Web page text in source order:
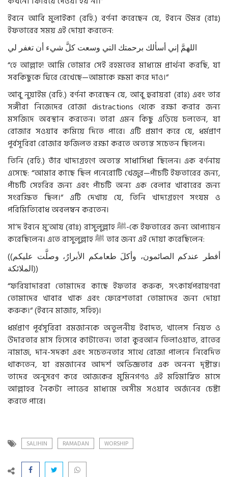
ইবনে আবি মুলাইকা (রহি.) বর্ণনা করেছেন যে, ইবনে উমর (রাঃ)
ইফতারের সময় এই দোয়া করতেন:
اللهمَّ إني أسألك برحمتك التي وسعت كلَّ شيء أن تغفر لي
“হে আল্লাহ! আমি তোমার সেই রহমতের মাধ্যমে প্রার্থনা করছি, যা
সবকিছুকে ঘিরে রেখেছে—আমাকে ক্ষমা করে দাও।“
আবু নুয়াইম (রহি.) বর্ণনা করেছেন যে, আবু হুরায়রা (রাঃ) এবং তার
সঙ্গীরা নিজেদের রোজা distractions থেকে রক্ষা করার জন্য
মসজিদে অবস্থান করতেন। তারা এমন কিছু এড়িয়ে চলতেন, যা
রোজার সওয়াব কমিয়ে দিতে পারে। এটি প্রমাণ করে যে, ধর্মপ্রাণ
পূর্বসূরিরা রোজার ফজিলত রক্ষা করতে অত্যন্ত সচেতন ছিলেন।
তিনি (রহি.) তাঁর খাদ্যগ্রহণে অত্যন্ত সাধাসিধা ছিলেন। এক বর্ণনায়
এসেছে: “আমার কাছে ছিল পনেরোটি খেজুর—পাঁচটি ইফতারের জন্য,
পাঁচটি সেহরির জন্য এবং পাঁচটি অন্য এক বেলার খাবারের জন্য
সংরক্ষিত ছিল।“ এটি দেখায় যে, তিনি খাদ্যগ্রহণে সংযম ও
পরিমিতিবোধ অবলম্বন করতেন।
সা’দ ইবনে মু’আয (রাঃ) রাসুলুল্লাহ ﷺ-কে ইফতারের জন্য আপ্যায়ন
করেছিলেন। এতে রাসুলুল্লাহ ﷺ তার জন্য এই দোয়া করেছিলেন:
((أفطر عندكم الصائمون، وأكلَ طعامكم الأبرارُ، وصلَّت عليكم
الملائكة))
“ফরিযাদাররা তোমাদের কাছে ইফতার করুক, সৎকার্যপরায়ণরা
তোমাদের খাবার খাক এবং ফেরেশতারা তোমাদের জন্য দোয়া
করুক।“ (ইবনে মাজাহ, সহিহ)।
ধর্মপ্রাণ পূর্বসূরিরা রমজানকে অতুলনীয় ইবাদত, খালেস নিয়ত ও
উদারতার মাস হিসেবে কাটাতেন। তারা কুরআন তিলাওয়াত, রাতের
নামাজ, দান-সদকা এবং সচেতনতার সাথে রোজা পালনে নিবেদিত
থাকতেন, যা রমজানের আদর্শ অভিজ্ঞতার এক অনন্য দৃষ্টান্ত।
তাদের অনুসরণ করে আজকের মুমিনগণও এই মহিমান্বিত মাসে
আল্লাহর নৈকট্য লাভের মাধ্যমে অসীম সওয়াব অর্জনের চেষ্টা
করতে পারে।
SALIHIN RAMADAN WORSHIP